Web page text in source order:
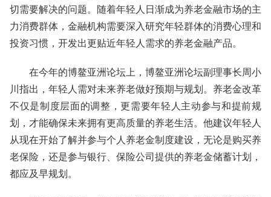
切需要解决的问题。随着年轻人日渐成为养老金融市场的主
力消费群体，金融机构需要深入研究年轻群体的消费心理和
投资习惯，开发出更贴近年轻人需求的养老金融产品。
在今年的博鳌亚洲论坛上，博鳌亚洲论坛副理事长周小
川指出，年轻人需对未来养老做好预期与规划。养老金改革
不仅是制度层面的调整，更需要年轻人主动参与和提前规
划，才能确保未来拥有更高质量的养老生活。他建议年轻人
从现在开始了解并参与个人养老金制度建设，无论是购买养
老保险，还是参与银行、保险公司提供的养老金储蓄计划，
都应及早规划。